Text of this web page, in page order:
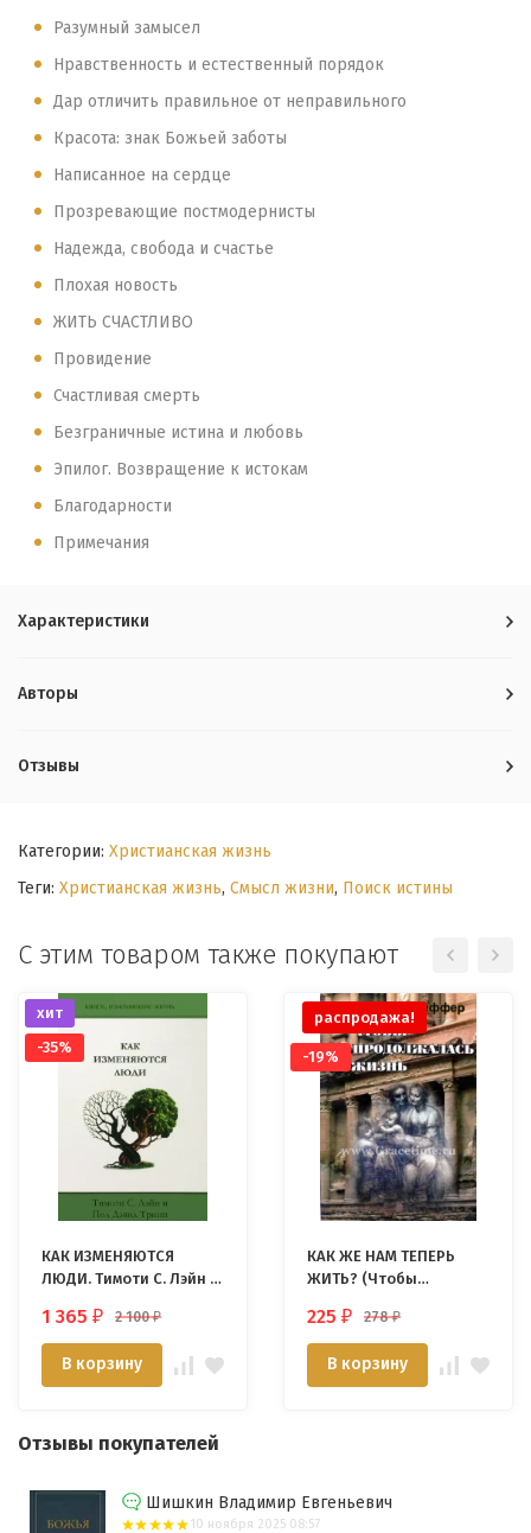
Разумный замысел
Нравственность и естественный порядок
Дар отличить правильное от неправильного
Красота: знак Божьей заботы
Написанное на сердце
Прозревающие постмодернисты
Надежда, свобода и счастье
Плохая новость
ЖИТЬ СЧАСТЛИВО
Провидение
Счастливая смерть
Безграничные истина и любовь
Эпилог. Возвращение к истокам
Благодарности
Примечания
Характеристики
Авторы
Отзывы
Категории: Христианская жизнь
Теги: Христианская жизнь, Смысл жизни, Поиск истины
С этим товаром также покупают
хит
-35%
КАК ИЗМЕНЯЮТСЯ
ЛЮДИ. Тимоти С. Лэйн и
1 365 ₽ 2 100₽
В корзину
распродажа!
-19%
КАК ЖЕ НАМ ТЕПЕРЬ
ЖИТЬ? (Чтобы
Френсис Шеффер
225 ₽ 278₽
В корзину
Отзывы покупателей
Шишкин Владимир Евгеньевич
10 ноября 2025 08:57